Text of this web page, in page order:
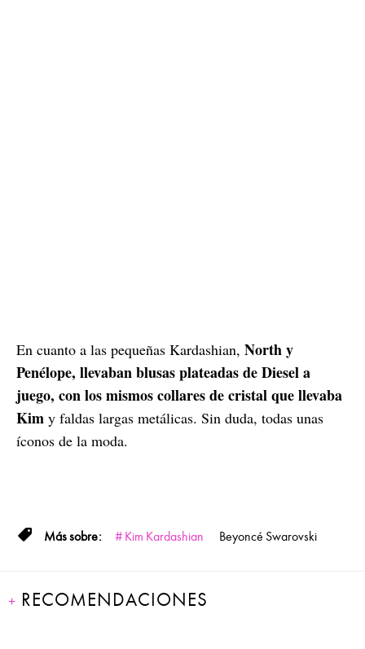
En cuanto a las pequeñas Kardashian, North y
Penélope, llevaban blusas plateadas de Diesel a
juego, con los mismos collares de cristal que llevaba
Kim y faldas largas metálicas. Sin duda, todas unas
íconos de la moda.
Kim Kardashian Beyoncé Swarovski
RECOMENDACIONES